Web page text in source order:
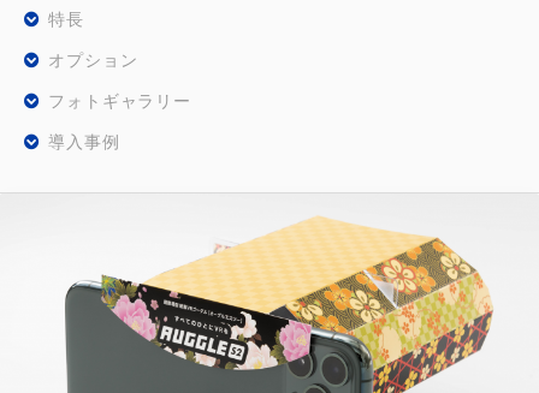
特長
オプション
フォトギャラリー
導入事例